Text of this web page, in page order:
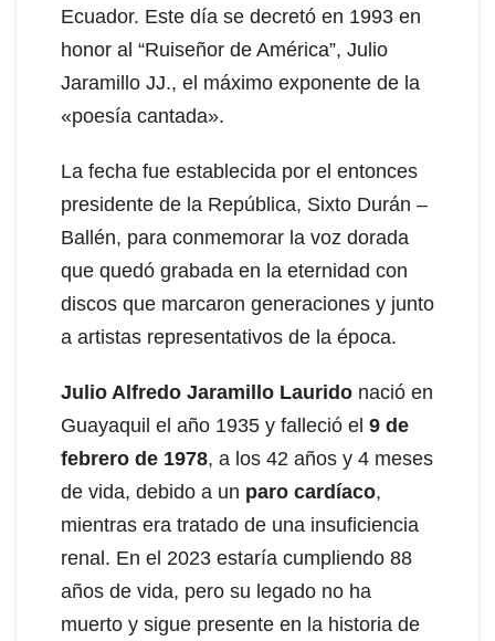
Ecuador. Este día se decretó en 1993 en
honor al “Ruiseñor de América”, Julio
Jaramillo JJ., el máximo exponente de la
«poesía cantada».
La fecha fue establecida por el entonces
presidente de la República, Sixto Durán –
Ballén, para conmemorar la voz dorada
que quedó grabada en la eternidad con
discos que marcaron generaciones y junto
a artistas representativos de la época.
Julio Alfredo Jaramillo Laurido nació en
Guayaquil el año 1935 y falleció el 9 de
febrero de 1978, a los 42 años y 4 meses
de vida, debido a un paro cardíaco,
mientras era tratado de una insuficiencia
renal. En el 2023 estaría cumpliendo 88
años de vida, pero su legado no ha
muerto y sigue presente en la historia de